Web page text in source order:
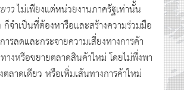
าวไม่เพียงแต่หน่วยงานภาครัฐเท่านั้น
ก็จำเป็นที่ต้องหารือและสร้างความร่วมมือ
รลดและกระจายความเสี่ยงทางการค้า
างหรือขยายตลาดสินค้าใหม่ โดยไม่พึ่งพา
ลาดเดียว หรือเพิ่มเส้นทางการค้าใหม่